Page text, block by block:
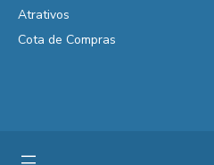
Atrativos
Cota de Compras